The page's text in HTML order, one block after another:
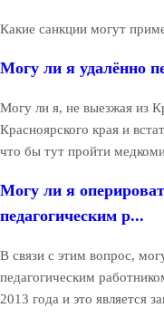
Какие санкции могут
Могу ли я удалённо
Могу ли я, не выезжая из
Красноярского края и
что бы тут пройти
Могу ли я
педагогическим р...
В связи с этим вопрос,
педагогическим
2013 года и это является